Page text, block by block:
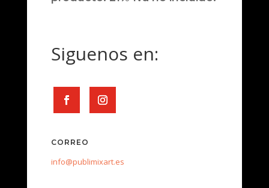
Siguenos en:
CORREO
info@publimixart.es